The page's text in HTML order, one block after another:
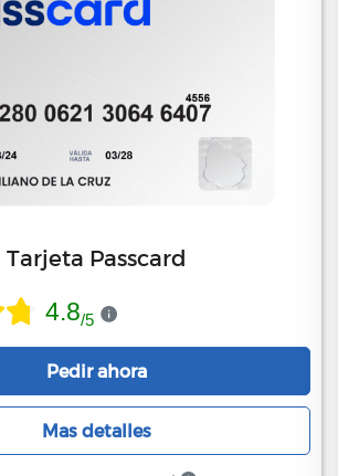
Tarjeta Passcard
4.8/5
Pedir ahora
Mas detalles